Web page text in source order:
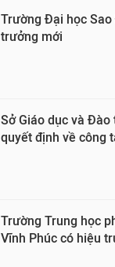
Trường Đại học
trưởng mới
Sở Giáo dục và Đào
quyết định về công
Trường Trung học
Vĩnh Phúc có hiệu